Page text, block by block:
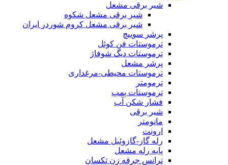
شیر برقی مشعل
شیر برقی مشعل شکوه
شیر برقی مشعل کروم شوردر ایران
پرشر سوییچ
ترموستات فن کوئل
ترموستات دیگ شوفاژ
پرشر مشعل
ترموستات محیطی-مرغداری
ترمومتر
ترموستات پمپ
فشار شکن آب
شیر برقی
مانومتر
ارونت
رله گاز-گازوئیل مشعل
پایه رله مشعل
ترانس جرقه زن تکسان